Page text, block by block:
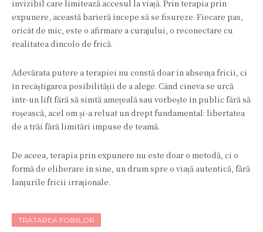
invizibil care limitează accesul la viață. Prin terapia prin
expunere, această barieră începe să se fisureze. Fiecare pas,
oricât de mic, este o afirmare a curajului, o reconectare cu
realitatea dincolo de frică.
Adevărata putere a terapiei nu constă doar în absența fricii, ci
în recâștigarea posibilității de a alege. Când cineva se urcă
într-un lift fără să simtă amețeală sau vorbește în public fără să
roșească, acel om și-a reluat un drept fundamental: libertatea
de a trăi fără limitări impuse de teamă.
De aceea, terapia prin expunere nu este doar o metodă, ci o
formă de eliberare în sine, un drum spre o viață autentică, fără
lanțurile fricii irraționale.
TRATAREA FOBIILOR